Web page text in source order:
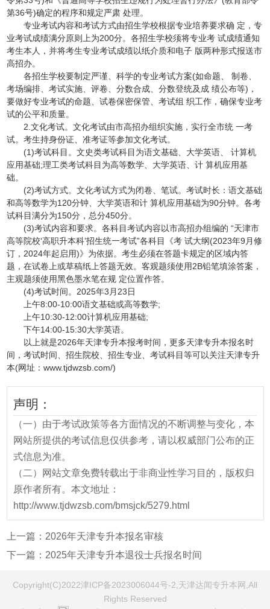
第36号)确定的程序和规定严肃 处理。
专业考试内容和考试方式由招生学校根据专业培养要求确 定，专
业考试成绩满分原则上为200分。各招生学校须将专业考 试成绩通知
考生本人，并将考生专业考试成绩以纸介质和电子 版两种形式报送市
高招办。
各招生学校要制定严谨、科学的专业考试方案(如命题、 制卷、
考场编排、考试实施、评卷、分数合成、分数登统及成 绩公布等)，
要做好专业考试的命题、试卷保密保管、考试组 织工作，确保专业考
试的公平和质量。
2.文化考试。文化考试由市高招办组织实施，实行全市统 一考
试。考生持身份证、准考证等参加文化考试。
(1)考试科目。文史类考试科目为语文基础、大学英语、 计算机
应用基础;理工类考试科目为高等数学、大学英语、计 算机应用基
础。
(2)考试方式。文化考试方式为闭卷、笔试。考试时长：语文基础
和高等数学为120分钟、大学英语和计 算机应用基础为90分钟。各考
试科目满分为150分，总分450分。
(3)考试内容和要求。各科目考试内容以市高招办组编的 “天津市
高等院校‘高职升本科’招生统一考试”各科目《考 试大纲(2023年9月修
订，2024年起启用)》为依据。考生必须在答题卡规定的区域内答
题，在试卷上或草稿纸上答题无效。客观题须使用2B铅笔填涂答案，
主观题须使用黑色墨水笔在规 定位置作答。
(4)考试时间。2025年3月23日
上午8:00-10:00语文基础或高等数学;
上午10:30-12:00计算机应用基础;
下午14:00-15:30大学英语。
以上就是2026年天津专升本报考时间，更多天津专升本报名时
间，考试时间、招生院校、招生专业、考试科目等可以关注天津专升
本(网址：www.tjdwzsb.com/)
声明：
（一）由于考试政策等各方面情况的不断调整与变化，本
网站所提供的考试信息仅供参考，请以权威部门公布的正
式信息为准。
（二）网站文章免费转载出于非商业性学习目的，版权归
原作者所有。本文地址：
http://www.tjdwzsb.com/bmsjck/5279.html
上一篇： 2026年天津专升本报名审核
下一篇： 2025年天津专升本退役士兵报名时间
Copyright(C)2022津ICP备2023006044号-2,天津达闻专升本网,All
Rights Reserved